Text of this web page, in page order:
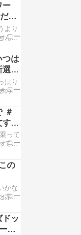
ー
！
世
より
んど
出
てま
に見
つは
組
ろ
ぱり
の通
台
れ
中
フィ
スに
し付
＃
る
って
てい
るか
てき
ズの
アッ
つね
の
かな
赤ナ
き
のこ
まー
とい
ッ